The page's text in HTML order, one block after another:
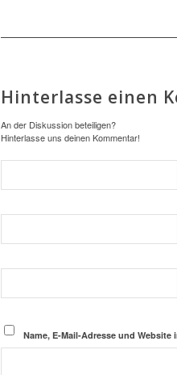
Hinterlasse einen
An der Diskussion beteiligen?
Hinterlasse uns deinen Kommentar!
Name, E-Mail-Adresse und